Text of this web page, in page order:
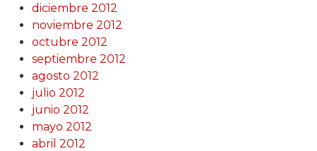
diciembre 2012
noviembre 2012
octubre 2012
septiembre 2012
agosto 2012
julio 2012
junio 2012
mayo 2012
abril 2012